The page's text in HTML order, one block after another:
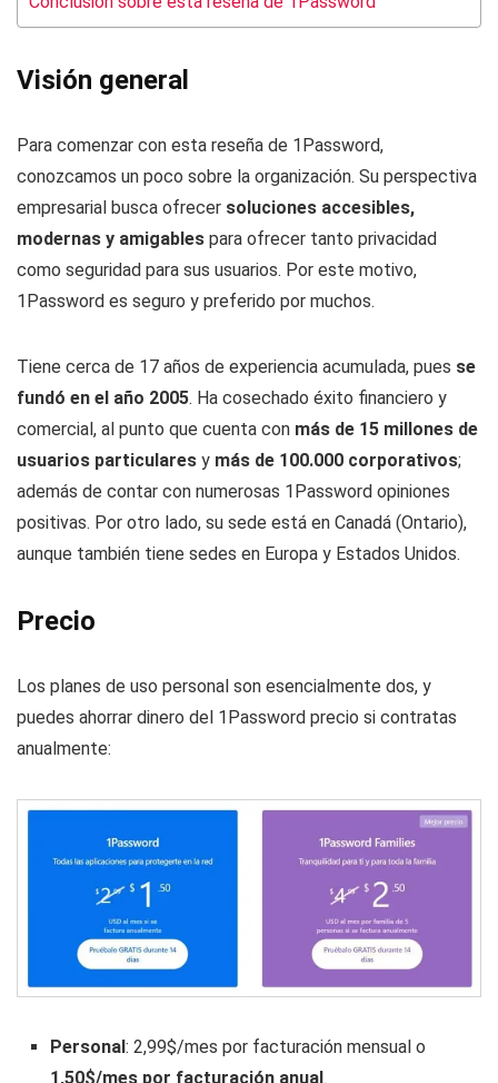
Visión general
Para comenzar con esta reseña de 1Password,
conozcamos un poco sobre la organización. Su perspectiva
empresarial busca ofrecer soluciones accesibles,
modernas y amigables para ofrecer tanto privacidad
como seguridad para sus usuarios. Por este motivo,
1Password es seguro y preferido por muchos.
Tiene cerca de 17 años de experiencia acumulada, pues se
fundó en el año 2005. Ha cosechado éxito financiero y
comercial, al punto que cuenta con más de 15 millones de
usuarios particulares y más de 100.000 corporativos;
además de contar con numerosas 1Password opiniones
positivas. Por otro lado, su sede está en Canadá (Ontario),
aunque también tiene sedes en Europa y Estados Unidos.
Precio
Los planes de uso personal son esencialmente dos, y
puedes ahorrar dinero del 1Password precio si contratas
anualmente:
Personal: 2,99$/mes por facturación mensual o
1,50$/mes por facturación anual.